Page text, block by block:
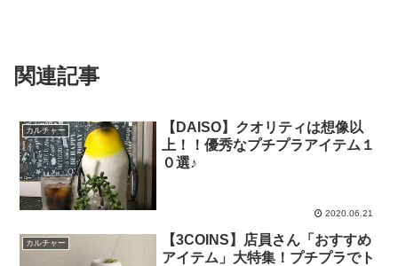
関連記事
カルチャー
【DAISO】クオリティは想像以
上！！優秀なプチプラアイテム１
０選♪
2020.06.21
カルチャー
【3COINS】店員さん「おすすめ
アイテム」大特集！プチプラでト